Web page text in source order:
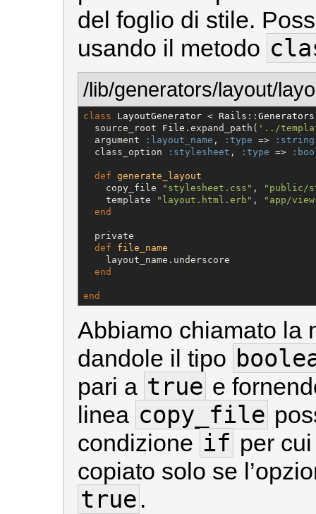
del foglio di stile.
usando il metodo
/lib/generators/layout/
class LayoutGenerator < Rails :: Generators
  source_root
File .expand_path( ' ../
  argument
:layout_name , :type => :string
  class_option
:stylesheet , :type =>
def generate_layout
    copy_file
" stylesheet.css " , " public/
    template
" layout.html.erb " , " app/
end
  private
def
file_name
    layout_name.underscore
end
end
Abbiamo chiamato la
dandole il tipo
pari a true e
linea copy_file
condizione if per
copiato solo se
true .